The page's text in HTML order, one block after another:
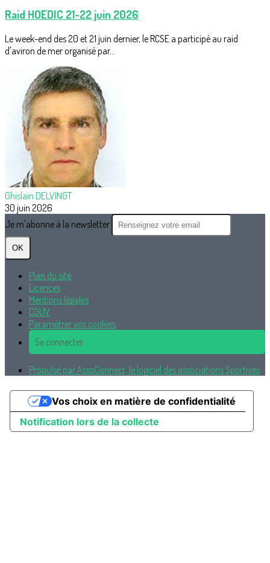
Raid HOEDIC 21-22 juin 2026
Le week-end des 20 et 21 juin dernier, le RCSE a participé au raid
d'aviron de mer organisé par...
Ghislain DELVINGT
30 juin 2026
Je m'abonne à la newsletter
OK
Plan du site
Licences
Mentions légales
CGUV
Paramétrer vos cookies
Se connecter
Propulsé par AssoConnect, le logiciel des associations Sportives
Notification lors de la collecte
Vos choix en matière de confidentialité